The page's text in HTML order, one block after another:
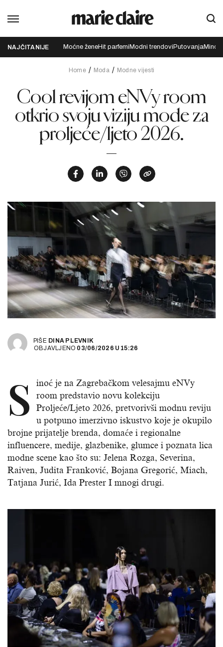
NAJČITANIJE Moćne ženeHit parfemi Modni trendovi Putovanja
Home Moda Modne vijesti
Cool revijom eNVy room
otkrio svoju viziju mode za
proljeće/ljeto 2026.
PIŠE DINA PLEVNIK
OBJAVLJENO 03/06/2026 U 15:26
S
inoć je na Zagrebačkom velesajmu eNVy
room predstavio novu kolekciju
Proljeće/Ljeto 2026, pretvorivši modnu reviju
u potpuno imerzivno iskustvo koje je okupilo
brojne prijatelje brenda, domaće i regionalne
influencere, medije, glazbenike, glumce i poznata lica
modne scene kao što su: Jelena Rozga, Severina,
Raiven, Judita Franković, Bojana Gregorić, Miach,
Tatjana Jurić, Ida Prester I mnogi drugi.